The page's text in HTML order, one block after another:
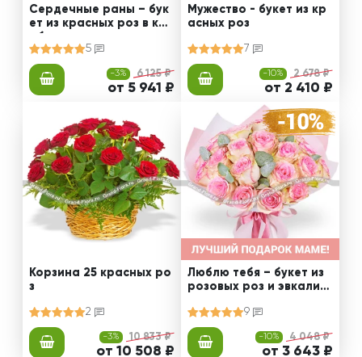
Сердечные раны – бук
ет из красных роз в кор
5
-3% 6 125 ₽
от 5 941 ₽
Мужество - букет из кр
асных роз
7
-10% 2 678 ₽
от 2 410 ₽
Корзина 25 красных ро
з
2
-3% 10 833 ₽
от 10 508 ₽
Люблю тебя – букет из
розовых роз и эвкалип
9
-10% 4 048 ₽
от 3 643 ₽